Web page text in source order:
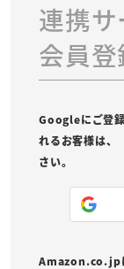
連携サ
会員登
Googleにご登
れるお客様は、
さい。
Amazon.co.jp